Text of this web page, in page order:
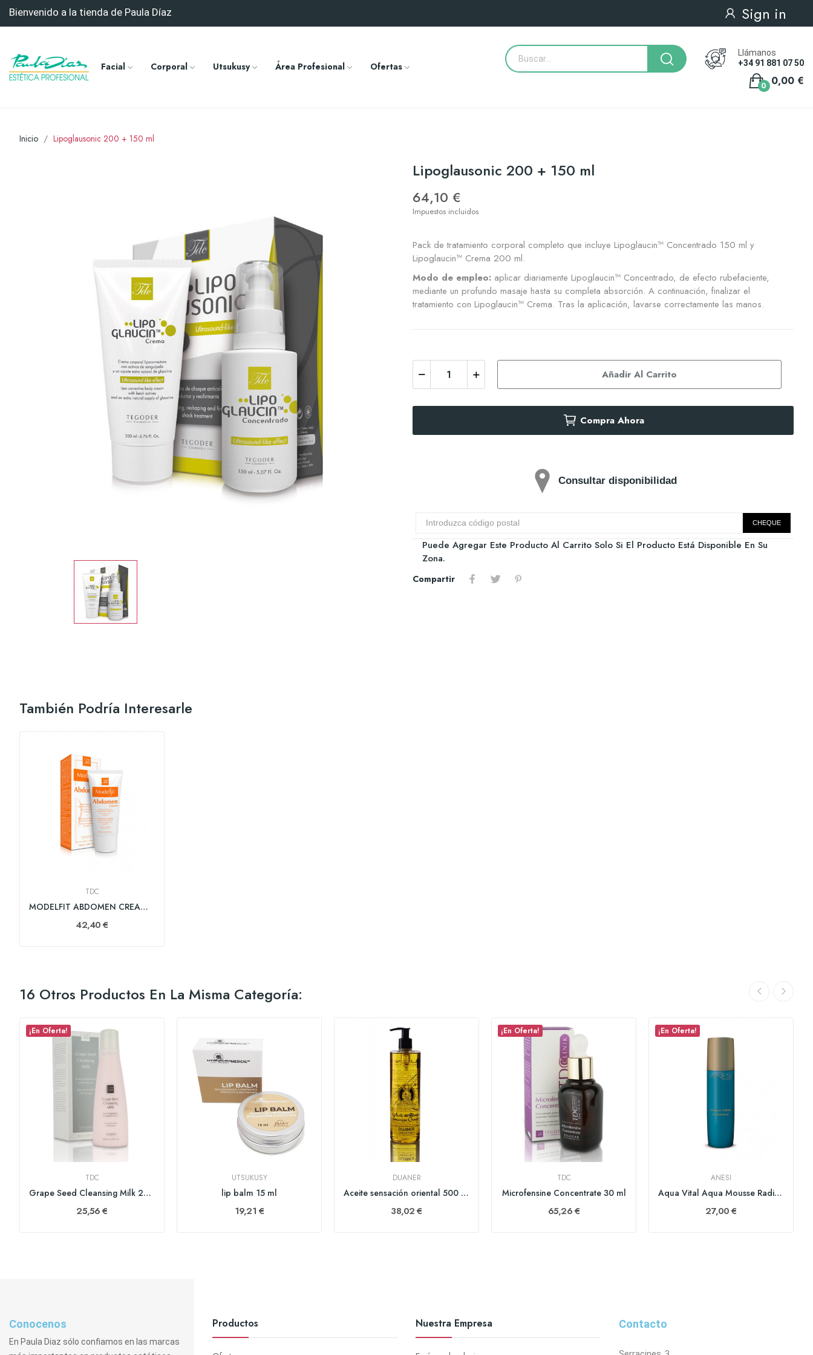
Bienvenido a la tienda de Paula Díaz Sign in
Facial Corporal Utsukusy Área Profesional Ofertas
Llámanos
+34 91 881 07 50
0,00 €
0
Inicio Lipoglausonic 200 + 150 ml
Lipoglausonic 200 + 150 ml
64,10 €
Impuestos incluidos
Pack de tratamiento corporal completo que incluye Lipoglaucin™ Concentrado 150 ml y
Lipoglaucin™ Crema 200 ml.
Modo de empleo: aplicar diariamente Lipoglaucin™ Concentrado, de efecto rubefaciente,
mediante un profundo masaje hasta su completa absorción. A continuación, finalizar el
tratamiento con Lipoglaucin™ Crema. Tras la aplicación, lavarse correctamente las manos.
Añadir Al Carrito
Compra Ahora
Consultar disponibilidad
CHEQUE
Puede Agregar Este Producto Al Carrito Solo Si El Producto Está Disponible En Su
Zona.
Compartir
También Podría Interesarle
TDC
MODELFIT ABDOMEN CREAM 100 ml
42,40 €
16 Otros Productos En La Misma Categoría:
¡En Oferta!
TDC
Grape Seed Cleansing Milk 200 ml
25,56 €
UTSUKUSY
lip balm 15 ml
19,21 €
DUANER
Aceite sensación oriental 500 ml
38,02 €
¡En Oferta!
TDC
Microfensine Concentrate 30 ml
65,26 €
¡En Oferta!
ANESI
Aqua Vital Aqua Mousse Radiance Cleanser 200 ml
27,00 €
Conocenos
En Paula Diaz sólo confiamos en las marcas
Productos Nuestra Empresa Contacto